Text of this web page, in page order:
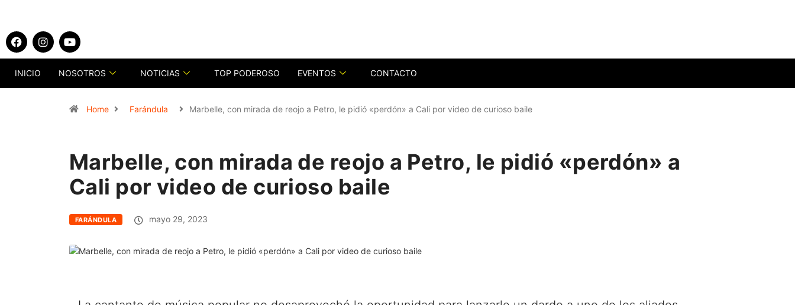
INICIO NOSOTROS NOTICIAS TOP PODEROSO EVENTOS CONTACTO
Home Farándula Marbelle, con mirada de reojo a Petro, le pidió «perdón» a Cali por video de curioso baile
Marbelle, con mirada de reojo a Petro, le pidió «perdón» a
Cali por video de curioso baile
FARÁNDULA mayo 29, 2023